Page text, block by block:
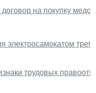
на покупку
электросамокатом
трудовых